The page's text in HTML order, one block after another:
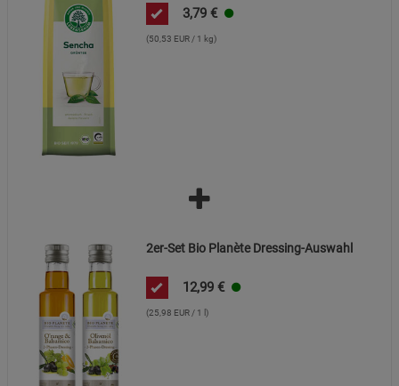
3,79 €
(50,53 EUR / 1 kg)
2er-Set Bio Planète Dressing-Auswahl
12,99 €
(25,98 EUR / 1 l)